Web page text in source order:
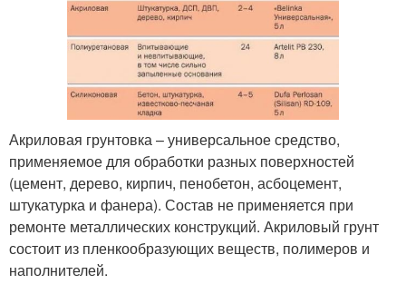
Акриловая грунтовка – универсальное средство,
применяемое для обработки разных поверхностей
(цемент, дерево, кирпич, пенобетон, асбоцемент,
штукатурка и фанера). Состав не применяется при
ремонте металлических конструкций. Акриловый грунт
состоит из пленкообразующих веществ, полимеров и
наполнителей.